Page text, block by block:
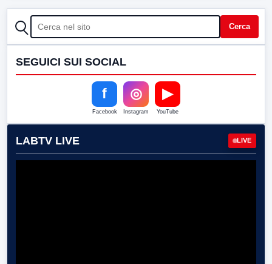
CERCA Cerca
SEGUICI SUI SOCIAL
f
Facebook
◎
Instagram
▶
YouTube
LABTV LIVE LIVE